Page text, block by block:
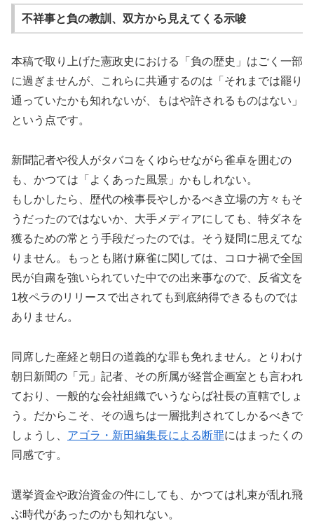
不祥事と負の教訓、双方から見えてくる示唆
本稿で取り上げた憲政史における「負の歴史」はごく一部
に過ぎませんが、これらに共通するのは「それまでは罷り
通っていたかも知れないが、もはや許されるものはない」
という点です。
新聞記者や役人がタバコをくゆらせながら雀卓を囲むの
も、かつては「よくあった風景」かもしれない。
もしかしたら、歴代の検事長やしかるべき立場の方々もそ
うだったのではないか、大手メディアにしても、特ダネを
獲るための常とう手段だったのでは。そう疑問に思えてな
りません。もっとも賭け麻雀に関しては、コロナ禍で全国
民が自粛を強いられていた中での出来事なので、反省文を
1枚ペラのリリースで出されても到底納得できるものでは
ありません。
同席した産経と朝日の道義的な罪も免れません。とりわけ
朝日新聞の「元」記者、その所属が経営企画室とも言われ
ており、一般的な会社組織でいうならば社長の直轄でしょ
う。だからこそ、その過ちは一層批判されてしかるべきで
しょうし、 アゴラ・新田編集長による断罪にはまったくの
同感です。
選挙資金や政治資金の件にしても、かつては札束が乱れ飛
ぶ時代があったのかも知れない。